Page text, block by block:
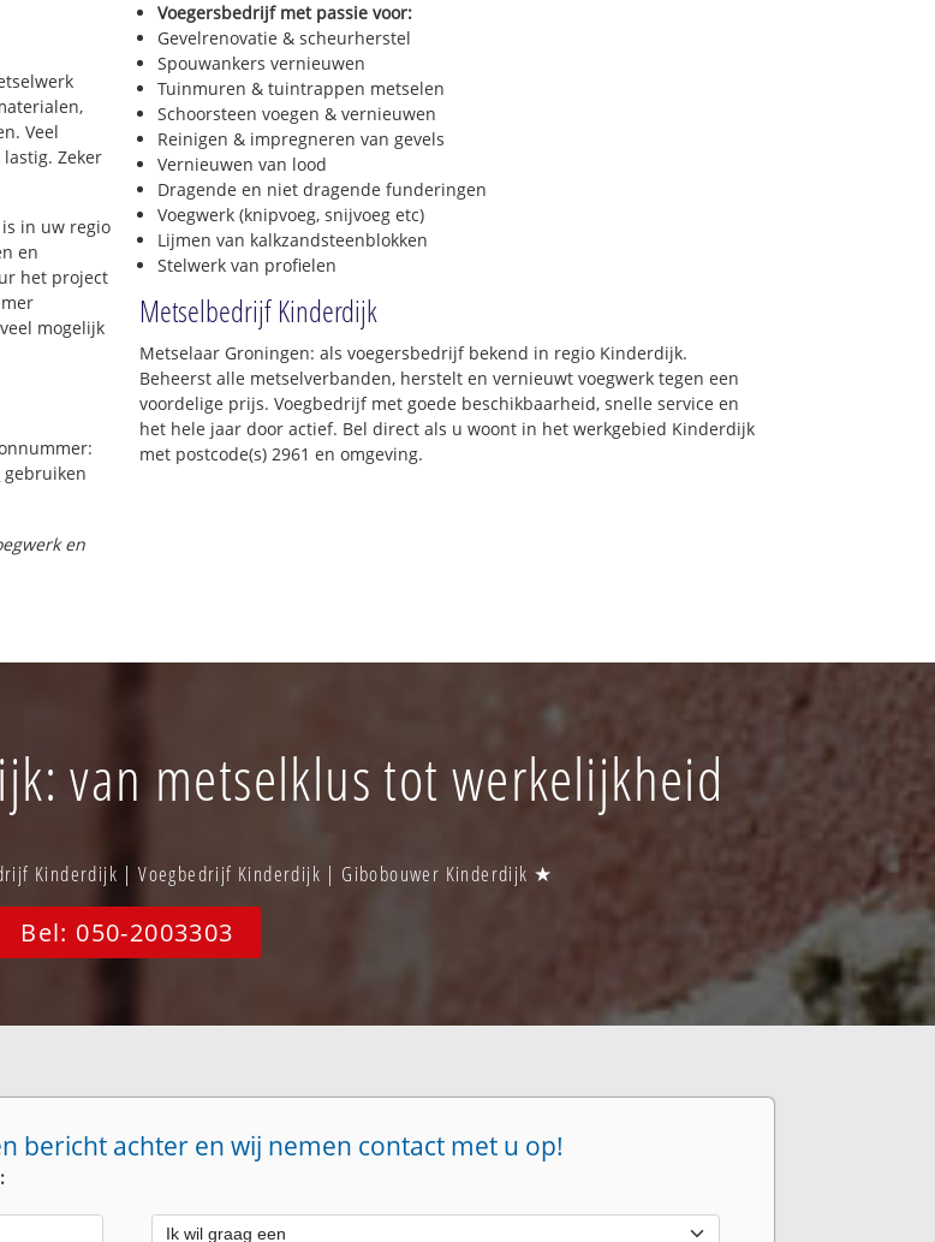
Veel
Zeker
in uw regio
en
het project
mogelijk
gebruiken
en
Voegersbedrijf met passie voor:
Gevelrenovatie & scheurherstel
Spouwankers vernieuwen
Tuinmuren & tuintrappen metselen
Schoorsteen voegen & vernieuwen
Reinigen & impregneren van gevels
Vernieuwen van lood
Dragende en niet dragende funderingen
Voegwerk (knipvoeg, snijvoeg etc)
Lijmen van kalkzandsteenblokken
Stelwerk van profielen
Metselbedrijf Kinderdijk
Metselaar Groningen: als voegersbedrijf bekend in regio Kinderdijk.
Beheerst alle metselverbanden, herstelt en vernieuwt voegwerk tegen een
voordelige prijs. Voegbedrijf met goede beschikbaarheid, snelle service en
het hele jaar door actief. Bel direct als u woont in het werkgebied Kinderdijk
met postcode(s) 2961 en omgeving.
van metselklus tot werkelijkheid
Kinderdijk | Voegbedrijf Kinderdijk | Gibobouwer Kinderdijk ★
Bel: 050-2003303
bericht achter en wij nemen contact met u op!